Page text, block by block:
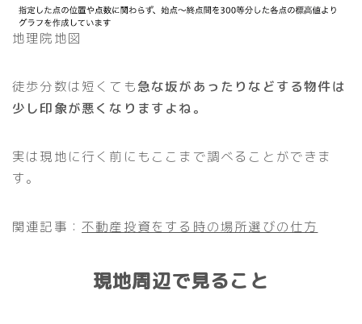
地理院地図
徒歩分数は短くても急な坂があったりなどする物件は
少し印象が悪くなりますよね。
実は現地に行く前にもここまで調べることができま
す。
関連記事： 不動産投資をする時の場所選びの仕方
現地周辺で見ること